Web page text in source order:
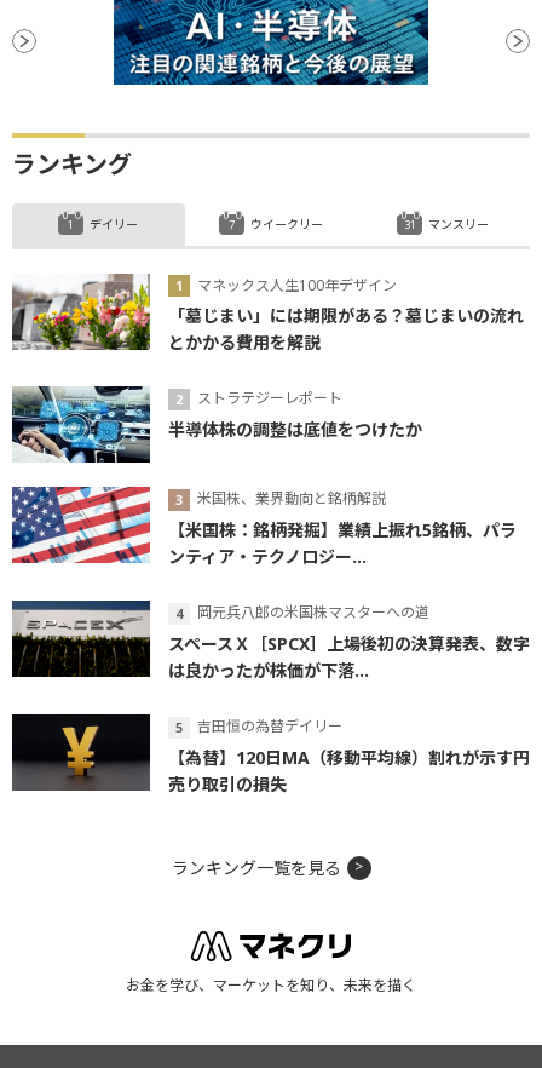
ランキング
デイリー
マネックス人生100年デザイン
「墓じまい」には期限がある？墓じまいの流れ
とかかる費用を解説
ストラテジーレポート
半導体株の調整は底値をつけたか
米国株、業界動向と銘柄解説
【米国株：銘柄発掘】業績上振れ5銘柄、パラ
ンティア・テクノロジー...
岡元兵八郎の米国株マスターへの道
スペースＸ［SPCX］上場後初の決算発表、数字
は良かったが株価が下落...
吉田恒の為替デイリー
【為替】120日MA（移動平均線）割れが示す円
売り取引の損失
ウイークリー マンスリー
ランキング一覧を見る
お金を学び、マーケットを知り、未来を描く